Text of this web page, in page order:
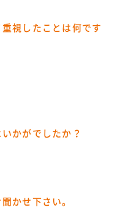
視したことは何です
かがでしたか？
かせ下さい。